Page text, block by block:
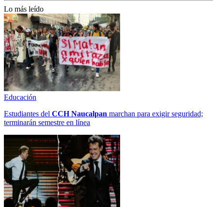
Lo más leído
Educación
Estudiantes del CCH Naucalpan marchan para exigir seguridad;
terminarán semestre en línea